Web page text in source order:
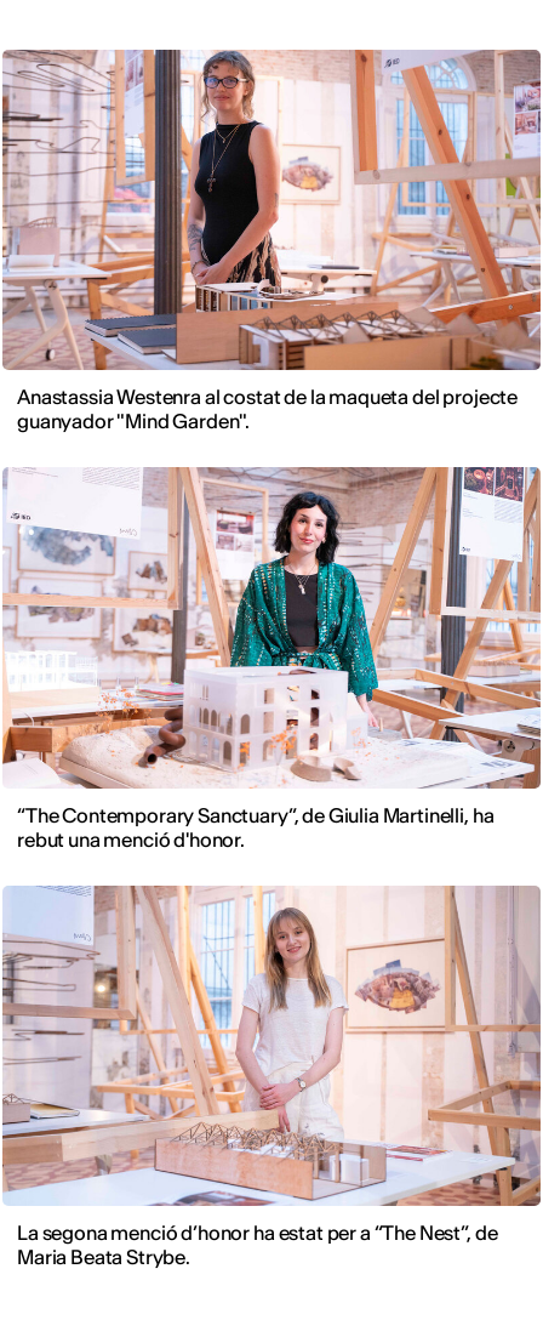
Anastassia Westenra al costat de la maqueta del projecte
guanyador "Mind Garden".
“The Contemporary Sanctuary”, de Giulia Martinelli, ha
rebut una menció d'honor.
La segona menció d’honor ha estat per a “The Nest”, de
Maria Beata Strybe.